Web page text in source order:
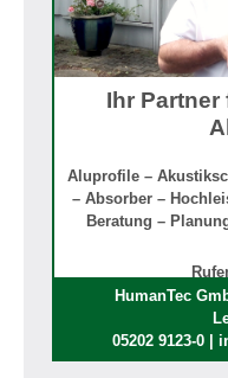
Ihr
Aluprofile –
– Absorber –
Beratung –
HumanTec
05202 9123-0 |